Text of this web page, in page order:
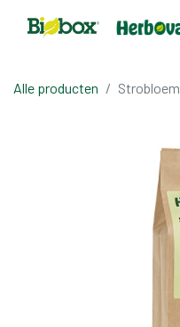
Alle producten Strobloem